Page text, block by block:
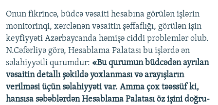
Onun fikrincə, büdcə vəsaiti hesabına görülən işlərin
monitorinqi, xərclənən vəsaitin şəffaflığı, görülən işin
keyfiyyəti Azərbaycanda həmişə ciddi problemlər olub.
N.Cəfərliyə görə, Hesablama Palatası bu işlərdə ən
səlahiyyətli qurumdur: «Bu qurumun büdcədən ayrılan
vəsaitin detallı şəkildə yoxlanması və arayışların
verilməsi üçün səlahiyyəti var. Amma çox təəssüf ki,
hansısa səbəblərdən Hesablama Palatası öz işini doğru-